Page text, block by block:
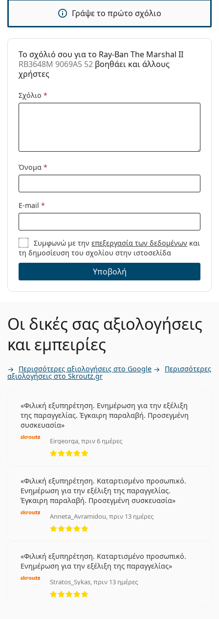
υφασμάτινη θήκη αντί για πανί.
καθαρισμού:
Άλλα
Τύπος:
Unisex
Κατηγορία:
Γυαλιά Ηλίου Επώνυμες Μάρκες
Μάρκα:
Χρήση:
Γράψε το πρώτο σχόλιο
To σχόλιό σου για το Ray-Ban The Marshal II
RB3648M 9069A5 52 βοηθάει και άλλους
χρήστες
Σχόλιο *
Όνομα *
E-mail *
Συμφωνώ με τηνεπεξεργασία των δεδομένων και
τη δημοσίευση του σχολίου στην ιστοσελίδα
Υποβολή
Οι δικές σας αξιολογήσεις
και εμπειρίες
Περισσότερες αξιολογήσεις στο Google Περισσότερες
αξιολογήσεις στο Skroutz.gr
Φιλική εξυπηρέτηση. Ενημέρωση για την εξέλιξη
της παραγγελίας. Έγκαιρη παραλαβή. Προσεγμένη
συσκευασία
Eirgeorga, πριν 6 ημέρες
5 αξιολογήσεις από 5
Φιλική εξυπηρέτηση. Καταρτισμένο προσωπικό.
Ενημέρωση για την εξέλιξη της παραγγελίας.
Έγκαιρη παραλαβή. Προσεγμένη συσκευασία
Anneta_Avramidou, πριν 13 ημέρες
5 αξιολογήσεις από 5
Φιλική εξυπηρέτηση. Καταρτισμένο προσωπικό.
Ενημέρωση για την εξέλιξη της παραγγελίας
Stratos_Sykas, πριν 13 ημέρες
5 αξιολογήσεις από 5